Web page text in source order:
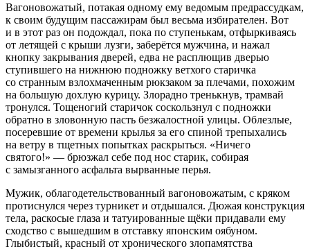
Вагоновожатый, потакая одному ему ведомым предрассудкам,
к своим будущим пассажирам был весьма избирателен. Вот
и в этот раз он подождал, пока по ступенькам, отфыркиваясь
от летящей с крыши лузги, заберётся мужчина, и нажал
кнопку закрывания дверей, едва не расплющив дверью
ступившего на нижнюю подножку ветхого старичка
со странным взлохмаченным рюкзаком за плечами, похожим
на большую дохлую курицу. Злорадно тренькнув, трамвай
тронулся. Тощеногий старичок соскользнул с подножки
обратно в зловонную пасть безжалостной улицы. Облезлые,
посеревшие от времени крылья за его спиной трепыхались
на ветру в тщетных попытках раскрыться. «Ничего
святого!» — брюзжал себе под нос старик, собирая
с замызганного асфальта вырванные перья.
Мужик, облагодетельствованный вагоновожатым, с кряком
протиснулся через турникет и отдышался. Дюжая конструкция
тела, раскосые глаза и татуированные щёки придавали ему
сходство с вышедшим в отставку японским оябуном.
Глыбистый, красный от хронического злопамятства